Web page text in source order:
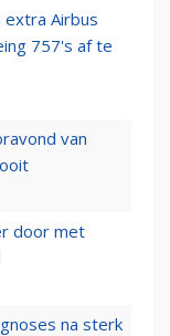
Airbus
757's af te
van
door met
na sterk